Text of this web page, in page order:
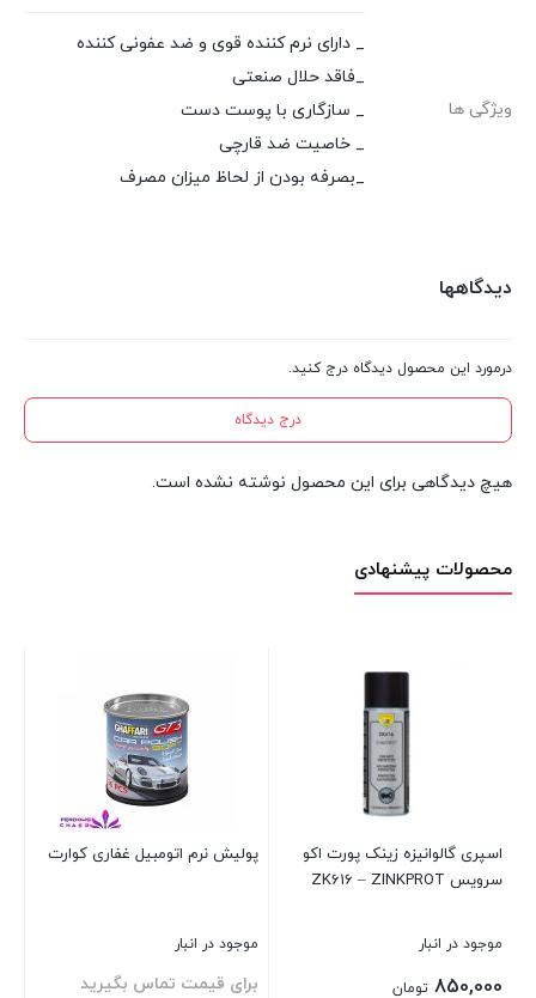
ویژگی ها
_ دارای نرم کننده قوی و ضد عفونی کننده
_فاقد حلال صنعتی
_ سازگاری با پوست دست
_ خاصیت ضد قارچی
_بصرفه بودن از لحاظ میزان مصرف
دیدگاهها
درمورد این محصول دیدگاه درج کنید.
درج دیدگاه
هیچ دیدگاهی برای این محصول نوشته نشده است.
محصولات پیشنهادی
اسپری گالوانیزه زینک پورت اکو
سرویس ZK616 – ZINKPROT
موجود در انبار
850,000 تومان
پولیش نرم اتومبیل غفاری کوارت
موجود در انبار
برای قیمت تماس بگیرید